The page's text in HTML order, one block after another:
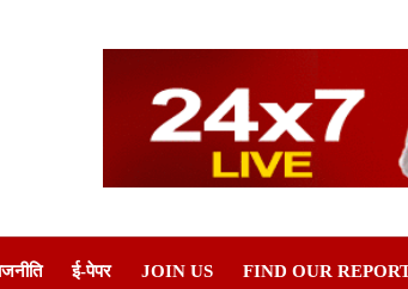
ई-पेपर JOIN US FIND OUR